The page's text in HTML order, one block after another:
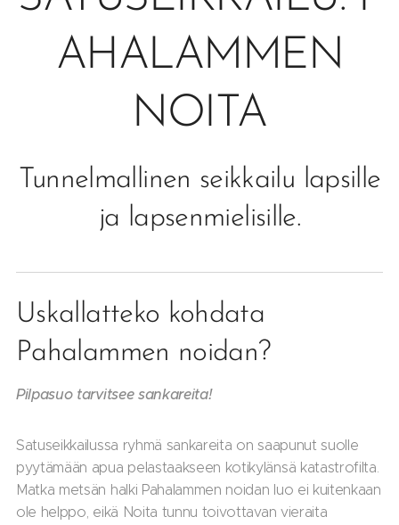
AHALAMMEN
NOITA
Tunnelmallinen seikkailu lapsille
ja lapsenmielisille.
Uskallatteko kohdata
Pahalammen noidan?
Pilpasuo tarvitsee sankareita!
Satuseikkailussa ryhmä sankareita on saapunut suolle
pyytämään apua pelastaakseen kotikylänsä katastrofilta.
Matka metsän halki Pahalammen noidan luo ei kuitenkaan
ole helppo, eikä Noita tunnu toivottavan vieraita